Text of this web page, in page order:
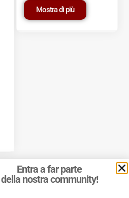
Mostra di più
Entra a far parte
della nostra community!